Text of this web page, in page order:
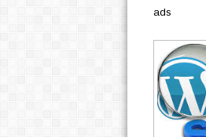
ads